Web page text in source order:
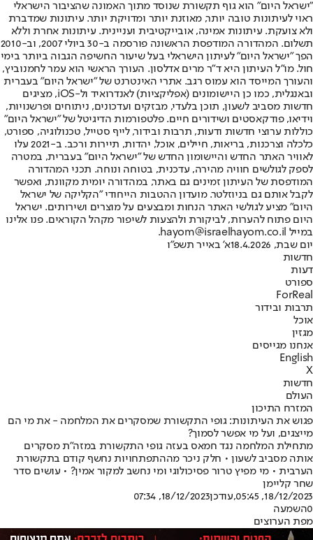
"ישראל היום" הוא גוף תקשורת שנוסד מתוך האמונה שהציבור הישראלי
ראוי לעיתונות טובה יותר, מאוזנת יותר ומדויקת יותר. עיתונות שמדברת
ולא צועקת. עיתונות אמינה, אובייקטיבית ועניינית. עיתונות אחרת וללא
תשלום. המהדורה המודפסת הראשונה פורסמה ב-30 ביולי 2007, וב-2010
הפך "ישראל היום" לעיתון הישראלי בעל שיעור החשיפה הגבוה ביותר בימי
חול. מו"ל העיתון היא ד"ר מרים אדלסון. העורך הראשי הוא עמר לחמנוביץ,
והעורך המייסד הוא עמוס רגב. אתרי האינטרנט של "ישראל היום" בעברית
ובאנגלית, כמו כן היישומונים (אפליקציות) לאנדרואיד ול-iOS, מציגים
חדשות מסביב לשעון, תוכן בלעדי, מבזקים ועדכונים, ניתוחים ופרשנויות,
וידיאו, פודקאסטים ושידורים חיים. פלטפורמות הדיגיטל של "ישראל היום"
כוללות ערוצי חדשות ודעות, תרבות ובידור, לייף סטייל, טכנולוגיה, ספורט,
כלכלה וצרכנות, בריאות, חיילים, אוכל, יהדות, תיירות ורכב. ב-2021 עלו
לאוויר האתר החדש והיישומון החדש של "ישראל היום" בעברית, במטרה
לספק לגולשים חוויה מהירה, עדכנית, בטוחה ונוחה. תכני המהדורה
המודפסת של העיתון זמינים גם באתר, במהדורה יומית מקוונת, ואפשר
לקבל אותם גם בניוזלטר. מועדון ההטבות הייחודי "הקליקה של ישראל
היום" מציע לגולשי האתר הנחות ומבצעים על מוצרים ושירותים. ישראל
היום פתוח להערות, לביקורת ולהצעות לשיפור מקהל הקוראים. פנו אלינו
במייל hayom@israelhayom.co.il.
יום שבת, 18.4.2026
א' באייר תשפ"ו
חדשות
דעות
ספורט
ForReal
תרבות ובידור
אוכל
מגזין
אנחנו מגייסים
English
X
חדשות
העולם
המזרח התיכון
פגוש את העיתונות: גופי התקשורת שמסקרים את המלחמה - את מי הם
מייצגים, ועל מי אפשר לסמוך?
מתחילת המלחמה נגד חמאס בעזה גופי התקשורת במזה"ת מסקרים
אותה מסביב לשעון • חלק ניכר מההתפתחויות נחשף קודם בתקשורת
הערבית • מי מפיץ טרור פסיכולוגי ומי נחשב למקור אמין? • עושים סדר
שחר קליימן
18/12/2023, 05:45
,עודכן18/12/2023, 07:34
0השמעה
מפת הערוצים